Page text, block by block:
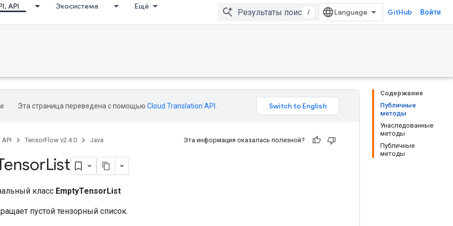
API Экосистема Ещё
/ GitHub Войти
Содержание
Публичные
методы
Унаследованные
методы
Публичные
методы
Эта страница переведена с помощью Cloud Translation API
API TensorFlow v2.4.0 Java Эта информация оказалась полезной?
List
класс EmptyTensorList
пустой тензорный список.